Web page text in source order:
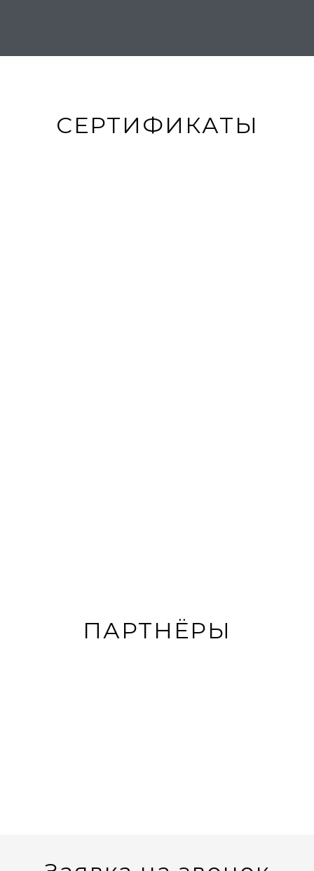
СЕРТИФИКАТЫ
ПАРТНЁРЫ